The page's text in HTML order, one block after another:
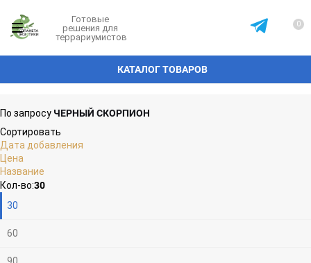
КАТАЛОГ ТОВАРОВ
Готовые
решения для
террариумистов
0
По запросу ЧЕРНЫЙ СКОРПИОН
Сортировать
Дата добавления
Цена
Название
Плитка
Подробно
Компактно
Кол-во:30
30
60
90